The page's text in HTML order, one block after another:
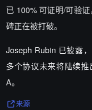
已 100% 可证明/可验
碑正在被打破。
Joseph Rubin 已披露
多个协议未来将陆续
A。
来源